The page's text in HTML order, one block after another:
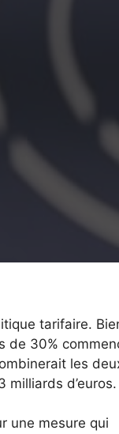
tarifaire.
de 30%
les
d’euros.
une mesure qui